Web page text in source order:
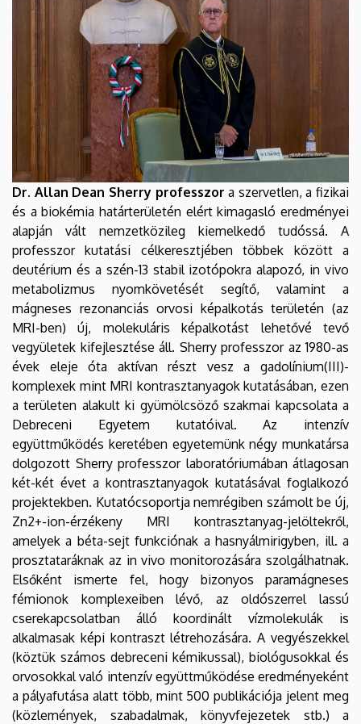
Dr. Allan Dean Sherry professzora szervetlen, a fizikai
és a biokémia határterületén elért kimagasló eredményei
alapján vált nemzetközileg kiemelkedő tudóssá. A
professzor kutatási célkeresztjében többek között a
deutérium és a szén-13 stabil izotópokra alapozó, in vivo
metabolizmus nyomkövetését segítő, valamint a
mágneses rezonanciás orvosi képalkotás területén (az
MRI-ben) új, molekuláris képalkotást lehetővé tevő
vegyületek kifejlesztése áll. Sherry professzor az 1980-as
évek eleje óta aktívan részt vesz a gadolínium(III)-
komplexek mint MRI kontrasztanyagok kutatásában, ezen
a területen alakult ki gyümölcsöző szakmai kapcsolata a
Debreceni Egyetem kutatóival. Az intenzív
együttműködés keretében egyetemünk négy munkatársa
dolgozott Sherry professzor laboratóriumában átlagosan
két-két évet a kontrasztanyagok kutatásával foglalkozó
projektekben. Kutatócsoportja nemrégiben számolt be új,
Zn2+-ion-érzékeny MRI kontrasztanyag-jelöltekről,
amelyek a béta-sejt funkciónak a hasnyálmirigyben, ill. a
prosztataráknak az in vivo monitorozására szolgálhatnak.
Elsőként ismerte fel, hogy bizonyos paramágneses
fémionok komplexeiben lévő, az oldószerrel lassú
cserekapcsolatban álló koordinált vízmolekulák is
alkalmasak képi kontraszt létrehozására. A vegyészekkel
(köztük számos debreceni kémikussal), biológusokkal és
orvosokkal való intenzív együttműködése eredményeként
a pályafutása alatt több, mint 500 publikációja jelent meg
(közlemények, szabadalmak, könyvfejezetek stb.) a